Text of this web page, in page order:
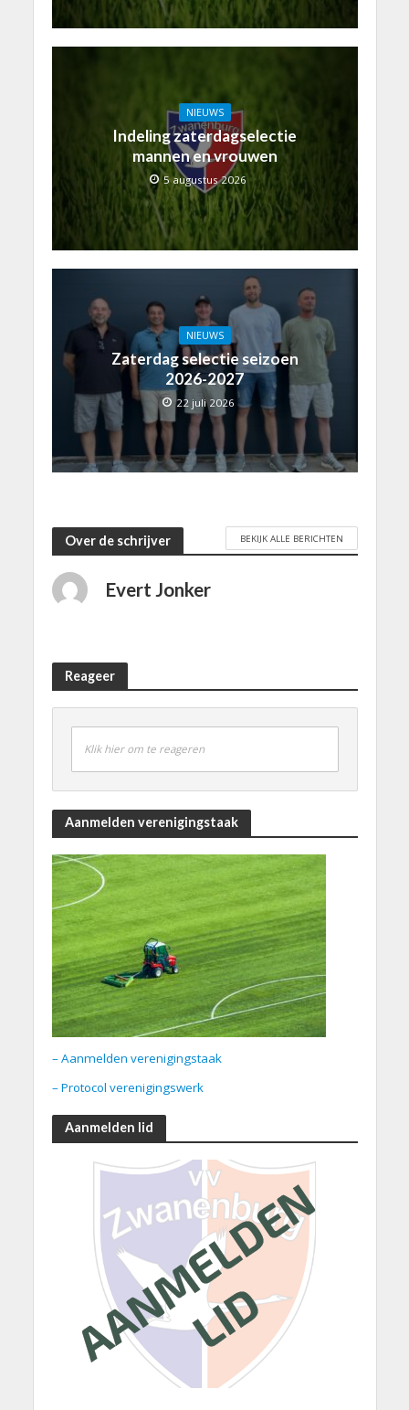
NIEUWS
Indeling zaterdagselectie
mannen en vrouwen
5 augustus 2026
NIEUWS
Zaterdag selectie seizoen
2026-2027
22 juli 2026
Over de schrijver BEKIJK ALLE BERICHTEN
Evert Jonker
Reageer
Klik hier om te reageren
Aanmelden verenigingstaak
– Aanmelden verenigingstaak
– Protocol verenigingswerk
Aanmelden lid